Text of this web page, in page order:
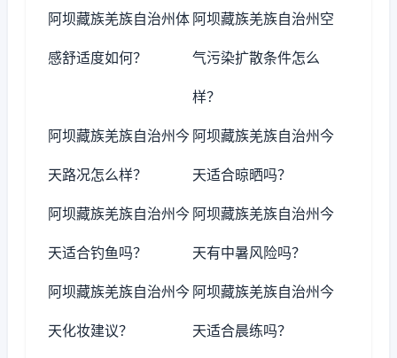
阿坝藏族羌族自治州体
感舒适度如何？
阿坝藏族羌族自治州空
气污染扩散条件怎么
样？
阿坝藏族羌族自治州今
天路况怎么样？
阿坝藏族羌族自治州今
天适合晾晒吗？
阿坝藏族羌族自治州今
天适合钓鱼吗？
阿坝藏族羌族自治州今
天有中暑风险吗？
阿坝藏族羌族自治州今
天化妆建议？
阿坝藏族羌族自治州今
天适合晨练吗？